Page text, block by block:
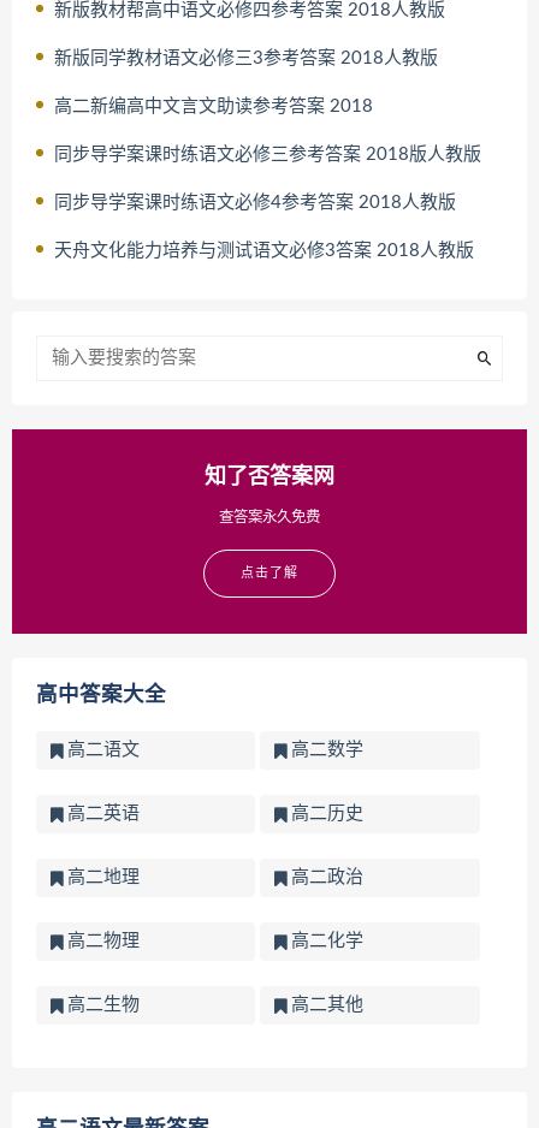
新版教材帮高中语文必修四参考答案 2018人教版
新版同学教材语文必修三3参考答案 2018人教版
高二新编高中文言文助读参考答案 2018
同步导学案课时练语文必修三参考答案 2018版人教版
同步导学案课时练语文必修4参考答案 2018人教版
天舟文化能力培养与测试语文必修3答案 2018人教版
知了否答案网
查答案永久免费
点击了解
高中答案大全
高二语文 高二数学
高二英语 高二历史
高二地理 高二政治
高二物理 高二化学
高二生物 高二其他